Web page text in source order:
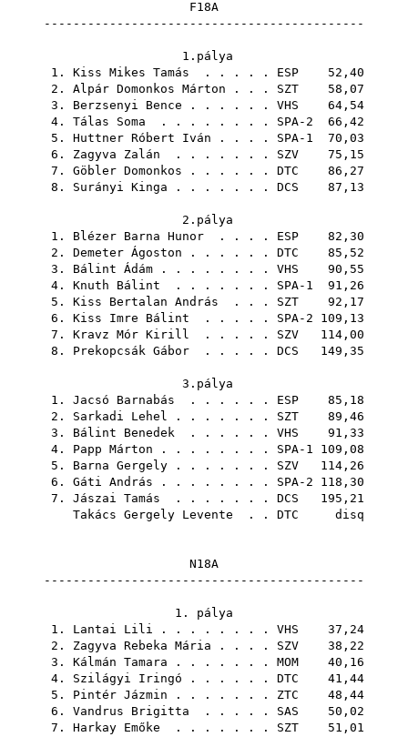
F18A
--------------------------------------------
1.pálya
1. Kiss Mikes Tamás . . . . . ESP 52,40
2. Alpár Domonkos Márton . . . SZT 58,07
3. Berzsenyi Bence . . . . . . VHS 64,54
4. Tálas Soma . . . . . . . . SPA-2 66,42
5. Huttner Róbert Iván . . . . SPA-1 70,03
6. Zagyva Zalán . . . . . . . SZV 75,15
7. Göbler Domonkos . . . . . . DTC 86,27
8. Surányi Kinga . . . . . . . DCS 87,13
2.pálya
1. Blézer Barna Hunor . . . . ESP 82,30
2. Demeter Ágoston . . . . . . DTC 85,52
3. Bálint Ádám . . . . . . . . VHS 90,55
4. Knuth Bálint . . . . . . . SPA-1 91,26
5. Kiss Bertalan András . . . SZT 92,17
6. Kiss Imre Bálint . . . . . SPA-2 109,13
7. Kravz Mór Kirill . . . . . SZV 114,00
8. Prekopcsák Gábor . . . . . DCS 149,35
3.pálya
1. Jacsó Barnabás . . . . . . ESP 85,18
2. Sarkadi Lehel . . . . . . . SZT 89,46
3. Bálint Benedek . . . . . . VHS 91,33
4. Papp Márton . . . . . . . . SPA-1 109,08
5. Barna Gergely . . . . . . . SZV 114,26
6. Gáti András . . . . . . . . SPA-2 118,30
7. Jászai Tamás . . . . . . . DCS 195,21
Takács Gergely Levente . . DTC disq
N18A
--------------------------------------------
1. pálya
1. Lantai Lili . . . . . . . . VHS 37,24
2. Zagyva Rebeka Mária . . . . SZV 38,22
3. Kálmán Tamara . . . . . . . MOM 40,16
4. Szilágyi Iringó . . . . . . DTC 41,44
5. Pintér Jázmin . . . . . . . ZTC 48,44
6. Vandrus Brigitta . . . . . SAS 50,02
7. Harkay Emőke . . . . . . . SZT 51,01